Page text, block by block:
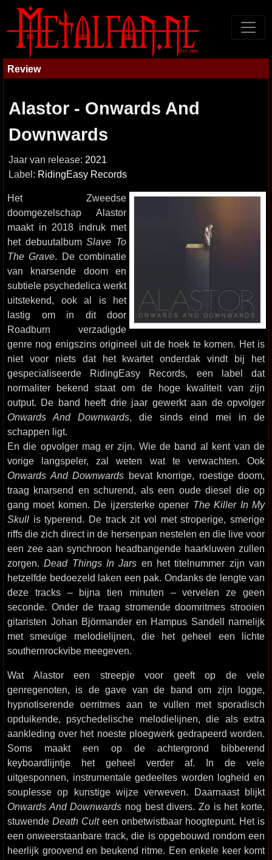
Review
Alastor - Onwards And
Downwards
Jaar van release: 2021
Label: RidingEasy Records
Het Zweedse
doomgezelschap Alastor
maakt in 2018 indruk met
het debuutalbumSlave To
The Grave. De combinatie
van knarsende doom en
subtiele psychedelica werkt
uitstekend, ook al is het
lastig om in dit door
Roadburn verzadigde
genre nog enigszins origineel uit de hoek te komen. Het is
niet voor niets dat het kwartet onderdak vindt bij het
gespecialiseerde RidingEasy Records, een label dat
normaliter bekend staat om de hoge kwaliteit van zijn
output. De band heeft drie jaar gewerkt aan de opvolger
Onwards And Downwards, die sinds eind mei in de
schappen ligt.
En die opvolger mag er zijn. Wie de band al kent van de
vorige langspeler, zal weten wat te verwachten. Ook
Onwards And Downwards bevat knorrige, roestige doom,
traag knarsend en schurend, als een oude diesel die op
gang moet komen. De ijzersterke opener The Killer In My
Skull is typerend. De track zit vol met stroperige, smerige
riffs die zich direct in de hersenpan nestelen en die live voor
een zee aan synchroon headbangende haarkluwen zullen
zorgen.Dead Things In Jars en het titelnummer zijn van
hetzelfde bedoezeld laken een pak. Ondanks de lengte van
deze tracks – bijna tien minuten – vervelen ze geen
seconde. Onder de traag stromende doomritmes strooien
gitaristen Johan Björmander en Hampus Sandell namelijk
met smeuïge melodielijnen, die het geheel een lichte
southernrockvibe meegeven.
Wat Alastor een streepje voor geeft op de vele
genregenoten, is de gave van de band om zijn logge,
hypnotiserende oerritmes aan te vullen met sporadisch
opduikende, psychedelische melodielijnen, die als extra
aankleding over het noeste ploegwerk gedrapeerd worden.
Soms maakt een op de achtergrond bibberend
keyboardlijntje het geheel verder af. In de vele
uitgesponnen, instrumentale gedeeltes worden logheid en
souplesse op kunstige wijze verweven. Daarnaast blijkt
Onwards And Downwards nog best divers. Zo is het korte,
stuwende Death Culteen onbetwistbaar hoogtepunt. Het is
een onweerstaanbare track, die is opgebouwd rondom een
heerlijk groovend en beukend ritme. Een enkele keer komt